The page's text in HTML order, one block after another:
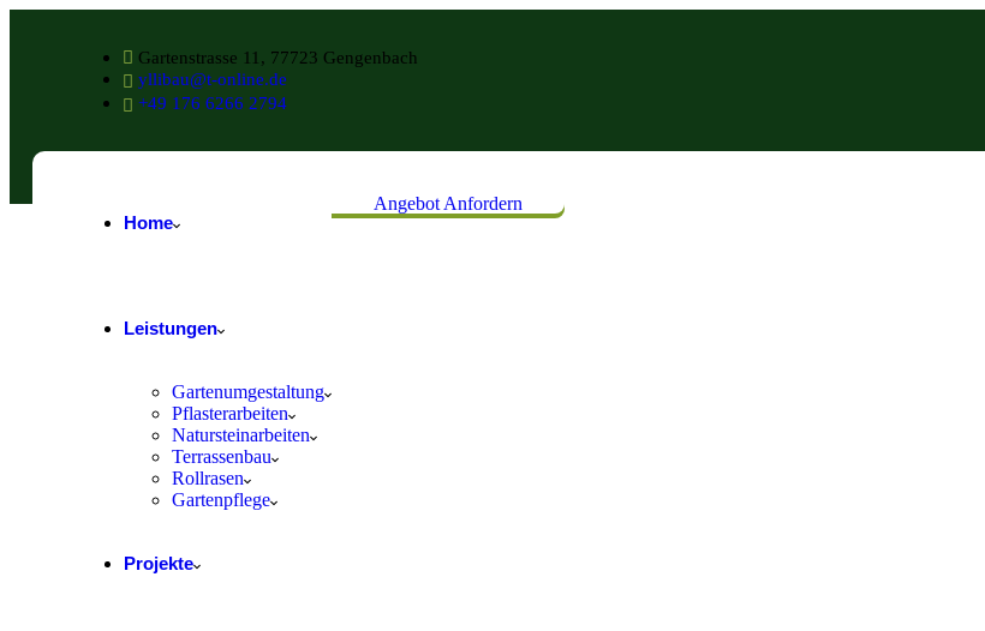
Gartenstrasse 11, 77723 Gengenbach
yllibau@t-online.de
+49 176 6266 2794
Home
Leistungen
Gartenumgestaltung
Pflasterarbeiten
Natursteinarbeiten
Terrassenbau
Rollrasen
Gartenpflege
Projekte
Angebot Anfordern